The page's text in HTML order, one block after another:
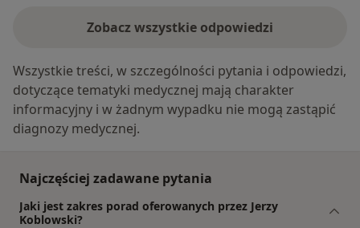
Zobacz wszystkie odpowiedzi
Wszystkie treści, w szczególności pytania i odpowiedzi,
dotyczące tematyki medycznej mają charakter
informacyjny i w żadnym wypadku nie mogą zastąpić
diagnozy medycznej.
Najczęściej zadawane pytania
Jaki jest zakres porad oferowanych przez Jerzy
Koblowski?